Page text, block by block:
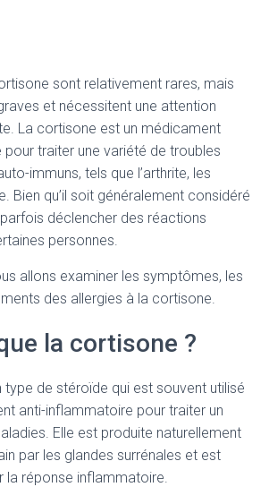
sont relativement rares, mais
et nécessitent une attention
La cortisone est un médicament
traiter une variété de troubles
immuns, tels que l’arthrite, les
Bien qu’il soit généralement considéré
déclencher des réactions
personnes.
allons examiner les symptômes, les
des allergies à la cortisone.
la cortisone ?
type de stéroïde qui est souvent utilisé
anti-inflammatoire pour traiter un
Elle est produite naturellement
par les glandes surrénales et est
la réponse inflammatoire.